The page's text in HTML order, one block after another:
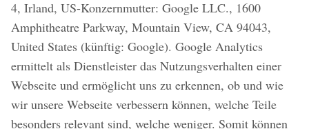
4, Irland, US-Konzernmutter: Google LLC., 1600
Amphitheatre Parkway, Mountain View, CA 94043,
United States (künftig: Google). Google Analytics
ermittelt als Dienstleister das Nutzungsverhalten einer
Webseite und ermöglicht uns zu erkennen, ob und wie
wir unsere Webseite verbessern können, welche Teile
besonders relevant sind, welche weniger. Somit können